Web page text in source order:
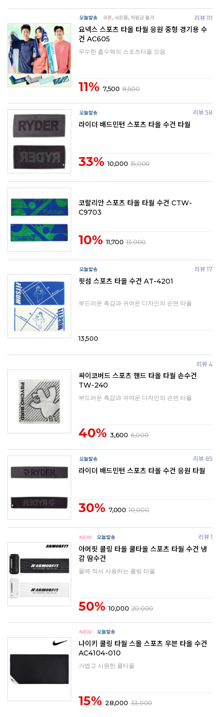
리뷰 111
요넥스 스포츠 타올 타월 응원 중형 경기용 수
건 AC605
우수한 흡수력의 스포츠타올 모음
11% 7,500 8,500
리뷰 58
라이더 배드민턴 스포츠 타올 수건 타월
33% 10,000 15,000
코랄리안 스포츠 타올 타월 수건 CTW-
C9703
10% 11,700 13,000
리뷰 17
핏섬 스포츠 타올 수건 AT-4201
부드러운 촉감과 귀여운 디자인의 순면 타올
13,500
리뷰 4
싸이코버드 스포츠 핸드 타올 타월 손수건
TW-240
부드러운 촉감과 귀여운 디자인의 순면 타올
40% 3,600 6,000
리뷰 85
라이더 배드민턴 스포츠 타올 수건 응원 타월
30% 7,000 10,000
리뷰 1
아머핏 쿨링 타올 쿨타올 스포츠 타월 수건 냉
감 땀수건
물에 적셔 사용하는 쿨링 타올
50% 10,000 20,000
나이키 쿨링 타월 스몰 스포츠 우븐 타올 수건
AC4104-010
가볍고 시원한 쿨타올
15% 28,000 33,000